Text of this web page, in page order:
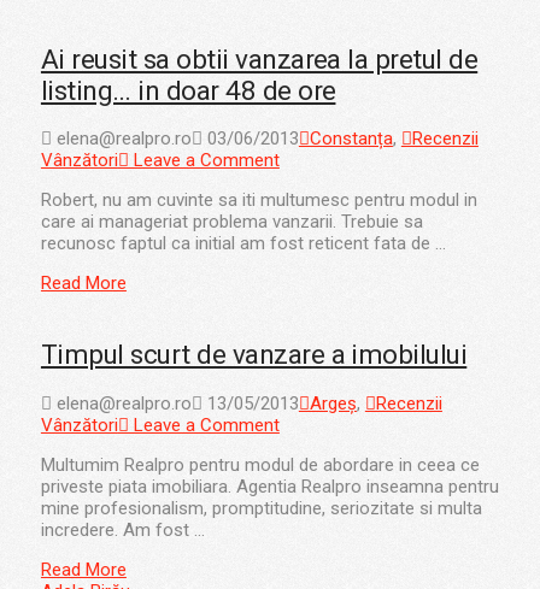
Ai reusit sa obtii vanzarea la pretul de
listing… in doar 48 de ore
elena@realpro.ro 03/06/2013 Constanța,
Recenzii
Vânzători
Leave a Comment
Robert, nu am cuvinte sa iti multumesc pentru modul in
care ai manageriat problema vanzarii. Trebuie sa
recunosc faptul ca initial am fost reticent fata de …
Read More
Timpul scurt de vanzare a imobilului
elena@realpro.ro 13/05/2013 Argeș,
Recenzii
Vânzători
Leave a Comment
Multumim Realpro pentru modul de abordare in ceea ce
priveste piata imobiliara. Agentia Realpro inseamna pentru
mine profesionalism, promptitudine, seriozitate si multa
incredere. Am fost …
Read More